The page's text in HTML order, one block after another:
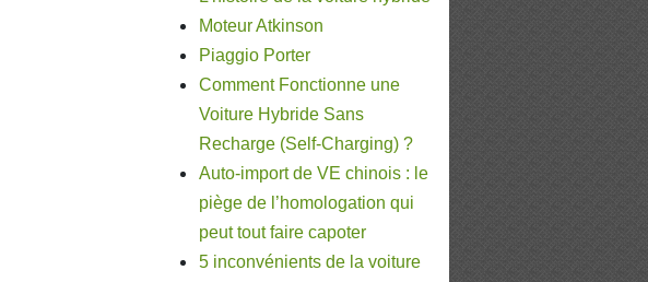
Moteur Atkinson
Piaggio Porter
Comment Fonctionne une
Voiture Hybride Sans
Recharge (Self-Charging) ?
Auto-import de VE chinois : le
piège de l’homologation qui
peut tout faire capoter
5 inconvénients de la voiture